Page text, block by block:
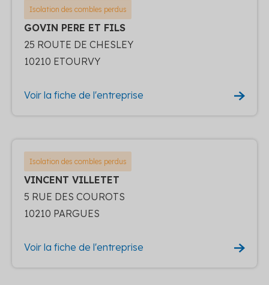
Isolation des combles perdus
GOVIN PERE ET FILS
25 ROUTE DE CHESLEY
10210 ETOURVY
Voir la fiche de l'entreprise
Isolation des combles perdus
VINCENT VILLETET
5 RUE DES COUROTS
10210 PARGUES
Voir la fiche de l'entreprise